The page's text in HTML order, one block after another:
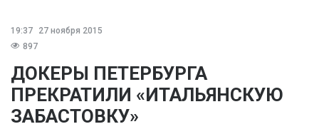
19:37
27 ноября 2015
897
ДОКЕРЫ ПЕТЕРБУРГА
ПРЕКРАТИЛИ «ИТАЛЬЯНСКУЮ
ЗАБАСТОВКУ»